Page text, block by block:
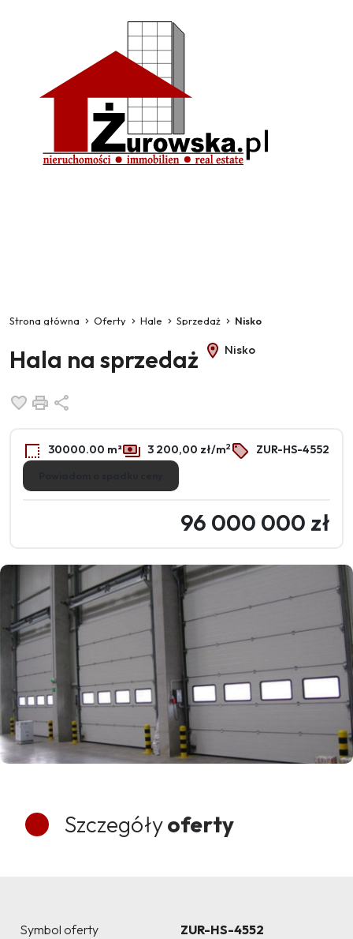
Strona główna Oferty Hale Sprzedaż Nisko
Hala na sprzedaż Nisko
Dodaj do ulubionych
Drukuj
30000.00 m² 3 200,00 zł/m2 ZUR-HS-4552
96 000 000 zł
Szczegółyoferty
Symbol oferty
ZUR-HS-4552